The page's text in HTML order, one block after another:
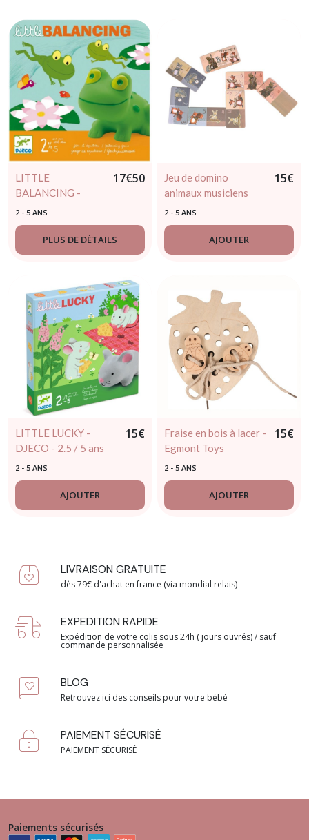
LITTLE
BALANCING -
DJECO - 2.5/5ans
17€50
2 - 5 ANS
PLUS DE DÉTAILS
Jeu de domino
animaux musiciens
15€
2 - 5 ANS
AJOUTER
LITTLE LUCKY -
DJECO - 2.5 / 5 ans
15€
2 - 5 ANS
AJOUTER
Fraise en bois à lacer -
Egmont Toys
15€
2 - 5 ANS
AJOUTER
LIVRAISON GRATUITE
dès 79€ d'achat en france (via mondial relais)
EXPEDITION RAPIDE
Expédition de votre colis sous 24h ( jours ouvrés) / sauf
commande personnalisée
BLOG
Retrouvez ici des conseils pour votre bébé
PAIEMENT SÉCURISÉ
PAIEMENT SÉCURISÉ
Paiements sécurisés